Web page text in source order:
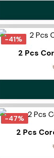
-41%
2 Pcs
-47%
2 Pcs